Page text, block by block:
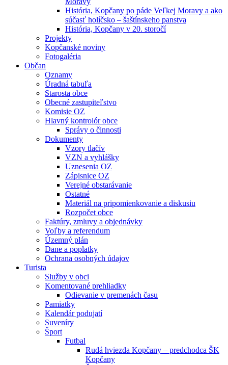
História, Kopčany po páde Veľkej Moravy a ako
súčasť holíčsko – šaštínskeho panstva
História, Kopčany v 20. storočí
Projekty
Kopčanské noviny
Fotogaléria
Občan
Oznamy
Úradná tabuľa
Starosta obce
Obecné zastupiteľstvo
Komisie OZ
Hlavný kontrolór obce
Správy o činnosti
Dokumenty
Vzory tlačív
VZN a vyhlášky
Uznesenia OZ
Zápisnice OZ
Verejné obstarávanie
Ostatné
Materiál na pripomienkovanie a diskusiu
Rozpočet obce
Faktúry, zmluvy a objednávky
Voľby a referendum
Územný plán
Dane a poplatky
Ochrana osobných údajov
Turista
Služby v obci
Komentované prehliadky
Odievanie v premenách času
Pamiatky
Kalendár podujatí
Suveníry
Šport
Futbal
Rudá hviezda Kopčany – predchodca ŠK
Kopčany